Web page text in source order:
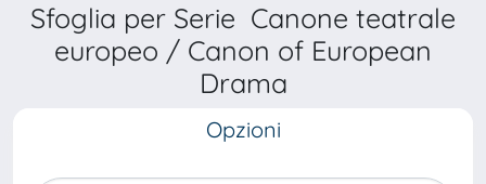
Sfoglia per Serie Canone teatrale
europeo / Canon of European
Drama
Opzioni